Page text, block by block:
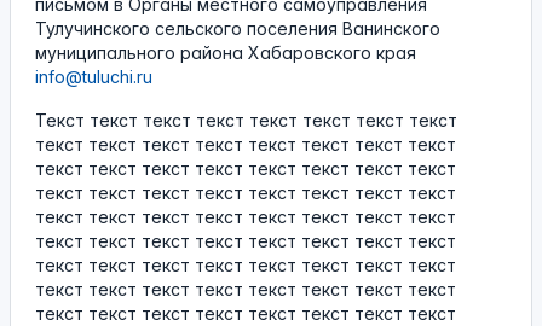
письмом в Органы местного самоуправления
Тулучинского сельского поселения Ванинского
муниципального района Хабаровского края
info@tuluchi.ru
Текст текст текст текст текст текст текст текст
текст текст текст текст текст текст текст текст
текст текст текст текст текст текст текст текст
текст текст текст текст текст текст текст текст
текст текст текст текст текст текст текст текст
текст текст текст текст текст текст текст текст
текст текст текст текст текст текст текст текст
текст текст текст текст текст текст текст текст
текст текст текст текст текст текст текст текст